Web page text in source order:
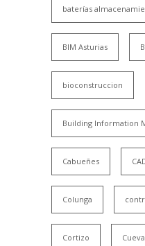
baterías
BIM Asturias
bioconstruccion
Building Information
Cabueñes
Colunga
Cortizo